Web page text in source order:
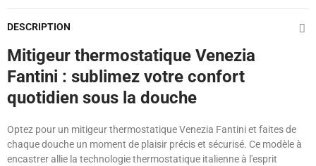
DESCRIPTION
Mitigeur thermostatique Venezia
Fantini : sublimez votre confort
quotidien sous la douche
Optez pour un mitigeur thermostatique Venezia Fantini et faites de
chaque douche un moment de plaisir précis et sécurisé. Ce modèle à
encastrer allie la technologie thermostatique italienne à l'esprit